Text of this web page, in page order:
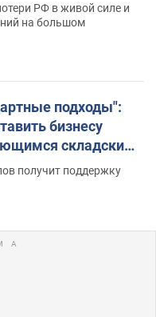
РФ в живой силе и
на большом
подходы":
бизнесу
складским
получит поддержку